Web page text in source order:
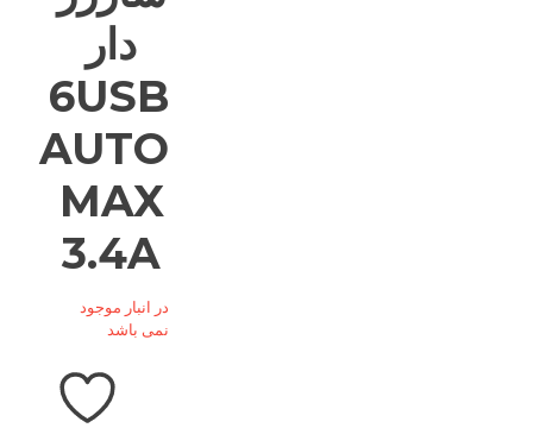
دار
6USB
AUTO
MAX
3.4A
در انبار موجود
نمی باشد